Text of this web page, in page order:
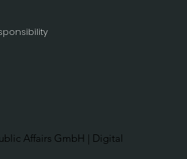
Affairs GmbH | Digital